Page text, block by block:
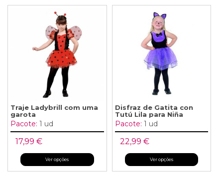
Traje Ladybrill com uma
garota
Pacote: 1 ud
17,99 €
Ver opções
Disfraz de Gatita con
Tutú Lila para Niña
Pacote: 1 ud
22,99 €
Ver opções